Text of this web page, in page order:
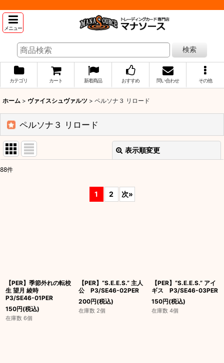
メニュー
検索
カテゴリ カート 新着商品 おすすめ 問い合わせ その他
ホーム > ヴァイスシュヴァルツ > ペルソナ３ リロード
ペルソナ３ リロード
表示順変更
88件
1 2 次»
【PER】季節外れの転校
生 望月 綾時
P3/SE46-01PER
150円(税込)
在庫数 6個
【PER】“S.E.E.S.” 主人
公 P3/SE46-02PER
200円(税込)
在庫数 2個
【PER】“S.E.E.S.” アイ
ギス P3/SE46-03PER
150円(税込)
在庫数 4個